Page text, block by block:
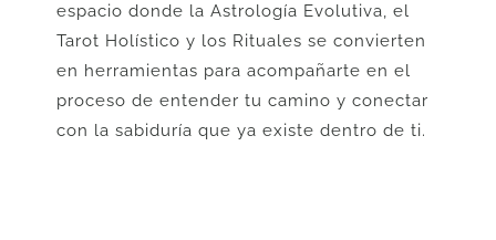
espacio donde la Astrología Evolutiva, el
Tarot Holístico y los Rituales se convierten
en herramientas para acompañarte en el
proceso de entender tu camino y conectar
con la sabiduría que ya existe dentro de ti.